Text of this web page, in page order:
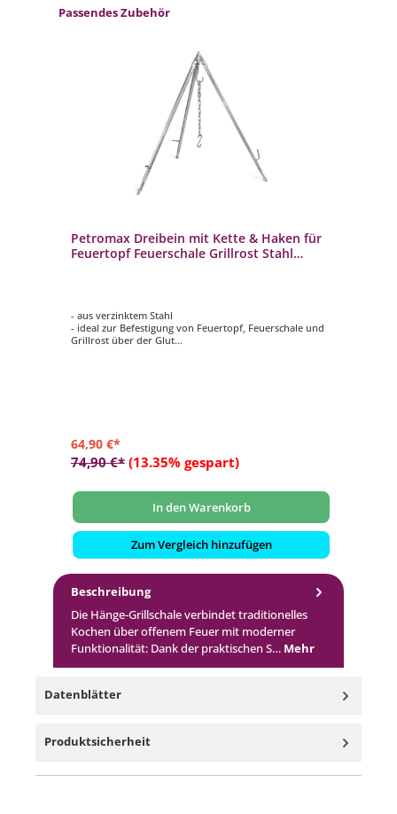
Produktgalerie überspringen
Passendes Zubehör
Petromax Dreibein mit Kette & Haken für
Feuertopf Feuerschale Grillrost Stahl
- aus verzinktem Stahl
- ideal zur Befestigung von Feuertopf, Feuerschale und
Grillrost über der Glut
64,90 €*
74,90 €* (13.35% gespart)
In den Warenkorb
Zum Vergleich hinzufügen
Beschreibung
Die Hänge-Grillschale verbindet traditionelles
Kochen über offenem Feuer mit moderner
Funktionalität: Dank der praktischen S… Mehr
Datenblätter
Produktsicherheit